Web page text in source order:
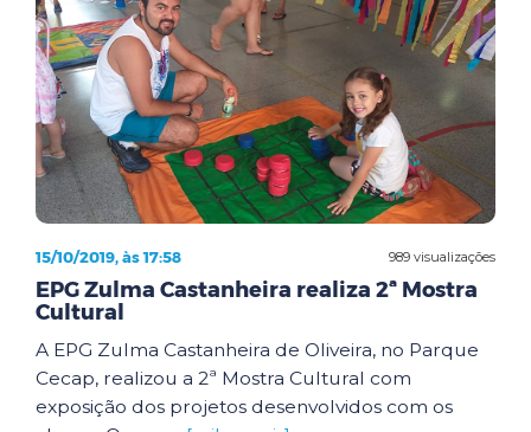
989 visualizações
15/10/2019, às 17:58
EPG Zulma Castanheira realiza 2ª Mostra
Cultural
A EPG Zulma Castanheira de Oliveira, no Parque
Cecap, realizou a 2ª Mostra Cultural com
exposição dos projetos desenvolvidos com os